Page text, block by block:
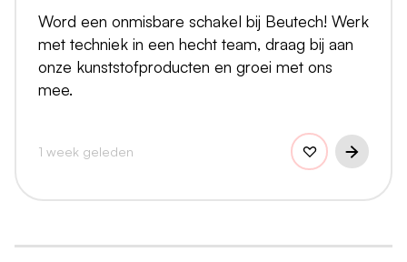
Word een onmisbare schakel bij Beutech! Werk
met techniek in een hecht team, draag bij aan
onze kunststofproducten en groei met ons
mee.
1 week geleden